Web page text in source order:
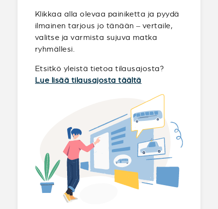
Klikkaa alla olevaa painiketta ja pyydä
ilmainen tarjous jo tänään – vertaile,
valitse ja varmista sujuva matka
ryhmällesi.
Etsitkö yleistä tietoa tilausajosta?
Lue lisää tilausajosta täältä